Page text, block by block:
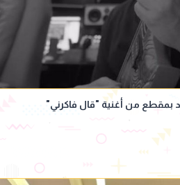
بمقطع من أغنية "قال فاكرني"